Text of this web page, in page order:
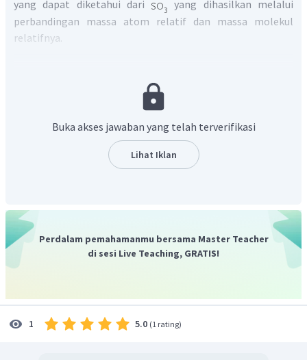
yang dapat diketahui dari
yang dihasilkan melalui
perbandingan massa atom relatif dan massa molekul
relatifnya.
Sehingga kadar belerang dalam cuplikan tersebut adalah:
Jadi, jawaban yang benar adalah C.
Buka akses jawaban yang telah terverifikasi
Lihat Iklan
Perdalam pemahamanmu bersama Master Teacher
di sesi Live Teaching, GRATIS!
1 5.0 (1 rating)